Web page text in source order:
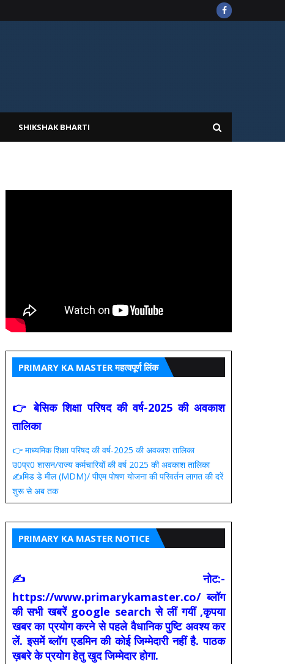
SHIKSHAK BHARTI
PRIMARY KA MASTER महत्वपूर्ण लिंक
👉 बेसिक शिक्षा परिषद की वर्ष-2025 की अवकाश
तालिका
👉 माध्यमिक शिक्षा परिषद की वर्ष-2025 की अवकाश तालिका
उ0प्र0 शासन/राज्य कर्मचारियों की वर्ष 2025 की अवकाश तालिका
✍️मिड डे मील (MDM)/ पीएम पोषण योजना की परिवर्तन लागत की दरें
शुरू से अब तक
PRIMARY KA MASTER NOTICE
✍ नोट:-
https://www.primarykamaster.co/ ब्लॉग
की सभी खबरें google search से लीं गयीं ,कृपया
खबर का प्रयोग करने से पहले वैधानिक पुष्टि अवश्य कर
लें. इसमें ब्लॉग एडमिन की कोई जिम्मेदारी नहीं है. पाठक
ख़बरे के प्रयोग हेतु खुद जिम्मेदार होगा.